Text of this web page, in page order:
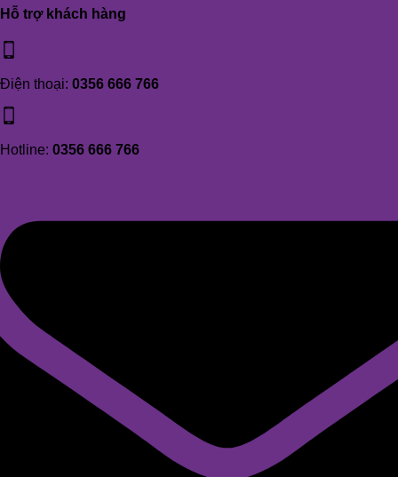
Hỗ trợ khách hàng
Điện thoại: 0356 666 766
Hotline: 0356 666 766